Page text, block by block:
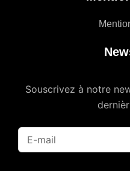
Souscrivez à notre